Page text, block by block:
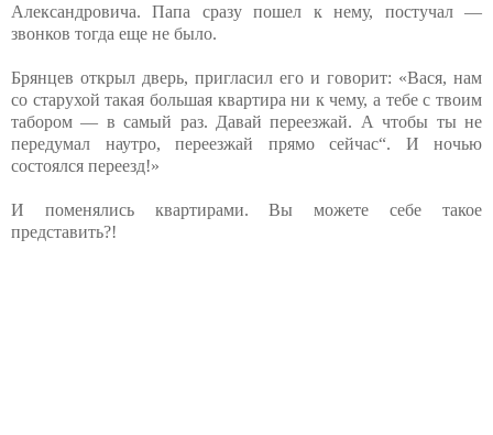
Александровича. Папа сразу пошел к нему, постучал —
звонков тогда еще не было.
Брянцев открыл дверь, пригласил его и говорит: «Вася, нам
со старухой такая большая квартира ни к чему, а тебе с твоим
табором — в самый раз. Давай переезжай. А чтобы ты не
передумал наутро, переезжай прямо сейчас“. И ночью
состоялся переезд!»
И поменялись квартирами. Вы можете себе такое
представить?!